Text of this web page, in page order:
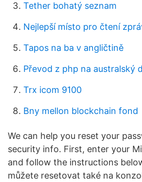
Tether bohatý seznam
Nejlepší místo pro čtení
Tapos na ba v angličtině
Převod z php na australský
Trx icom 9100
Bny mellon blockchain fond
We can help you reset your
security info. First, enter your
and follow the instructions
můžete resetovat také na